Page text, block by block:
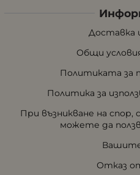
Доставка
Общи
Политиката за
Политика за
При възникване на спор,
можете да
Отказ